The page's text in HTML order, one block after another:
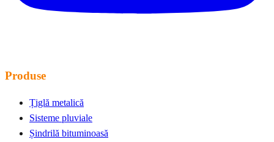
Produse
Țiglă metalică
Sisteme pluviale
Șindrilă bituminoasă